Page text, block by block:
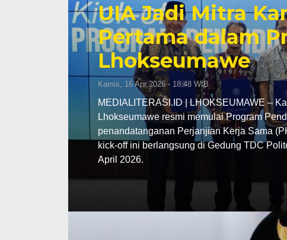
UIA Jadi Mitra
Pertama dalam
Lhokseumawe
Kamis, 16 Apr 2026 - 18:48 WIB
MEDIALITERASI.ID | LHOKSEUMAWE –
Lhokseumawe resmi memulai Program
penandatanganan Perjanjian Kerja Sama
kick-off ini berlangsung di Gedung TDC
April 2026.